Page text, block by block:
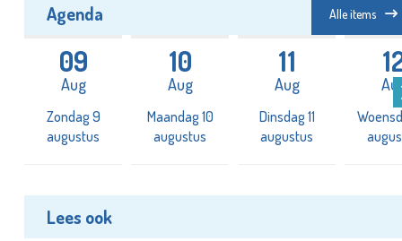
Agenda Alle items
09
Aug
Zondag 9
augustus
10
Aug
Maandag 10
augustus
11
Aug
Dinsdag 11
augustus
Lees ook